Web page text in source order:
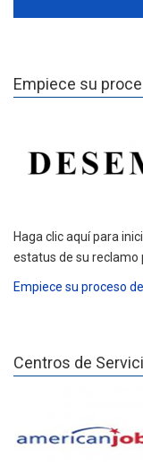
Empiece su
Haga clic aquí para
estatus de su reclamo
Empiece su proceso
Centros de